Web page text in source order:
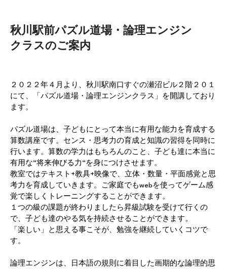
秋川駅前パズル道場・論理エンジン
クラスのご案内
２０２２年４月より、秋川駅南口すぐの瀬沼ビル２階２０１
にて、「パズル道場・論理エンジンクラス」を開講しており
ます。
パズル道場は、子どもにとって本当に有用な能力を育成する
算数講座です。センス・思考力の育成と知識の習得を同時に
行います。算数の学力はもちろんのこと、子ども達に本当に
有用な”将来伸びる力”を身につけさせます。
教室ではテキスト+教具+映像で、立体・数量・平面感覚と思
考力を育成していきます。ご家庭でもwebを使ってゲーム感
覚で楽しくトレーニングすることができます。
１つの級の課題が終わりましたら昇級試験を受けて行くの
で、子ども達のやる気を持続させることができます。
「楽しい」と思える事こそが、勉強を継続していくコツで
す。
論理エンジンは、日本語の規則に着目した画期的な論理的思